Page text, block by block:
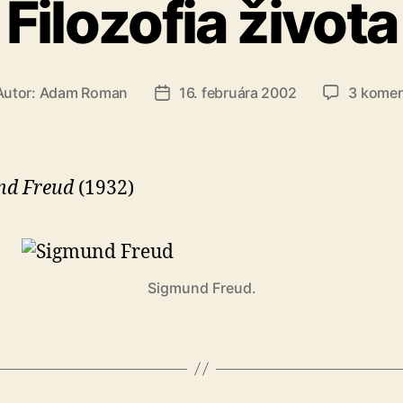
Filozofia života
Adam Roman
Dátum
16. februára 2002 3
Freud(1932)
Sigmund Freud.